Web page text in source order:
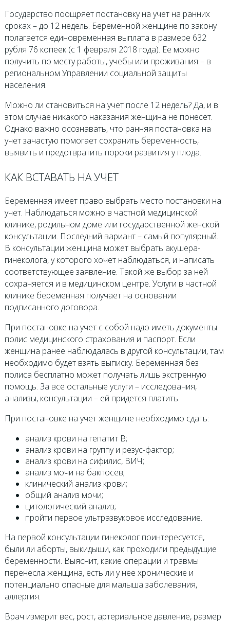
Государство поощряет постановку на учет на ранних
сроках – до 12 недель. Беременной женщине по закону
полагается единовременная выплата в размере 632
рубля 76 копеек (с 1 февраля 2018 года). Ее можно
получить по месту работы, учебы или проживания – в
региональном Управлении социальной защиты
населения.
Можно ли становиться на учет после 12 недель? Да, и в
этом случае никакого наказания женщина не понесет.
Однако важно осознавать, что ранняя постановка на
учет зачастую помогает сохранить беременность,
выявить и предотвратить пороки развития у плода.
КАК ВСТАВАТЬ НА УЧЕТ
Беременная имеет право выбрать место постановки на
учет. Наблюдаться можно в частной медицинской
клинике, родильном доме или государственной женской
консультации. Последний вариант – самый популярный.
В консультации женщина может выбрать акушера-
гинеколога, у которого хочет наблюдаться, и написать
соответствующее заявление. Такой же выбор за ней
сохраняется и в медицинском центре. Услуги в частной
клинике беременная получает на основании
подписанного договора.
При постановке на учет с собой надо иметь документы:
полис медицинского страхования и паспорт. Если
женщина ранее наблюдалась в другой консультации, там
необходимо будет взять выписку. Беременная без
полиса бесплатно может получать лишь экстренную
помощь. За все остальные услуги – исследования,
анализы, консультации – ей придется платить.
При постановке на учет женщине необходимо сдать:
анализ крови на гепатит В;
анализ крови на группу и резус-фактор;
анализ крови на сифилис, ВИЧ;
анализ мочи на бакпосев;
клинический анализ крови;
общий анализ мочи;
цитологический анализ;
пройти первое ультразвуковое исследование.
На первой консультации гинеколог поинтересуется,
были ли аборты, выкидыши, как проходили предыдущие
беременности. Выяснит, какие операции и травмы
перенесла женщина, есть ли у нее хронические и
потенциально опасные для малыша заболевания,
аллергия.
Врач измерит вес, рост, артериальное давление, размер